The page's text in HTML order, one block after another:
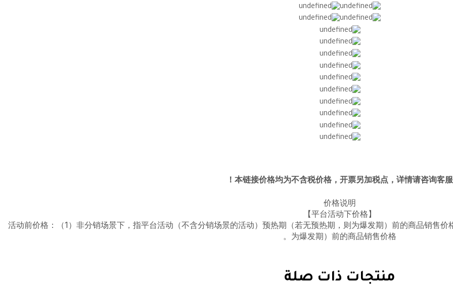
本链接价格均为不含税价格，开票另加税点，详情请咨询客服！
价格说明
【平台活动下价格】
活动前价格：
（1）非分销场景下，指平台活动（不含分销场景的活动）预热期（若无预热期，则为爆发期）前的商品销售
为爆发期）前的商品销售价格。
منتجات ذات صلة